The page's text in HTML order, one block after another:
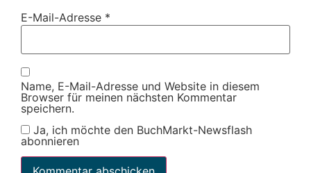
E-Mail-Adresse *
Name, E-Mail-Adresse und Website in diesem
Browser für meinen nächsten Kommentar
speichern.
Ja, ich möchte den BuchMarkt-Newsflash
abonnieren